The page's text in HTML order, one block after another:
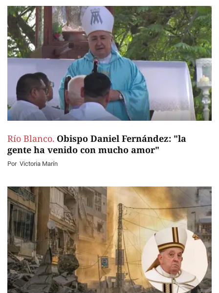
Río Blanco. Obispo Daniel Fernández: "la
gente ha venido con mucho amor"
Por Victoria Marín